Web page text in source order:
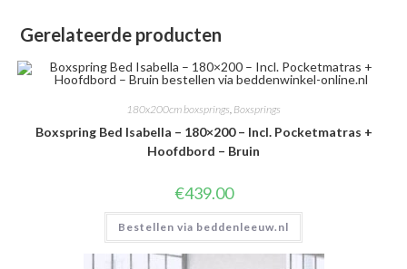
Gerelateerde producten
180x200cm boxsprings Boxsprings
Boxspring Bed Isabella – 180×200 – Incl. Pocketmatras +
Hoofdbord – Bruin
€439.00
Bestellen via beddenleeuw.nl